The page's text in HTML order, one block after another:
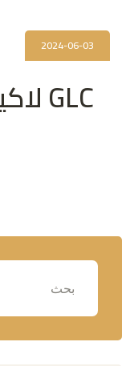
2024-06-03
GLC لاكيه أسود لامع